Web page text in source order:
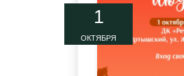
1
ОКТЯБРЯ